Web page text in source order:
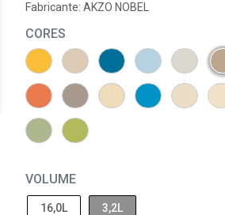
Fabricante: AKZO NOBEL
CORES
VOLUME
16,0L 3,2L